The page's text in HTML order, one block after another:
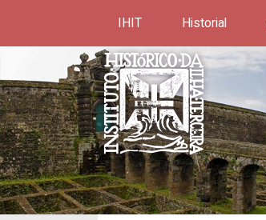
IHIT Historial